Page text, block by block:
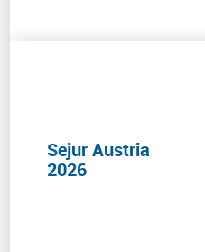
Sejur Austria
2026